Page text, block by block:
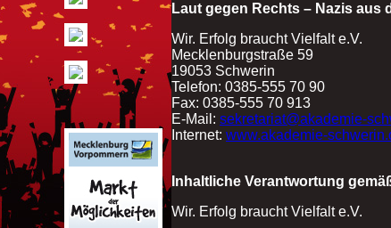
Laut gegen Rechts – Nazis aus
Wir. Erfolg braucht Vielfalt e.V.
Mecklenburgstraße 59
19053 Schwerin
Telefon: 0385-555 70 90
Fax: 0385-555 70 913
E-Mail: sekretariat@akademie-
Internet: www.akademie-
Inhaltliche Verantwortung
Wir. Erfolg braucht Vielfalt e.V.